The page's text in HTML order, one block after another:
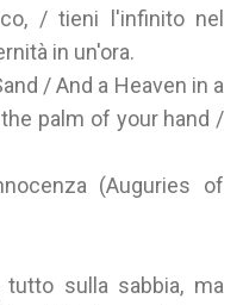
/ tieni l'infinito nel
in un'ora.
/ And a Heaven in a
palm of your hand /
(Auguries of
sulla sabbia, ma